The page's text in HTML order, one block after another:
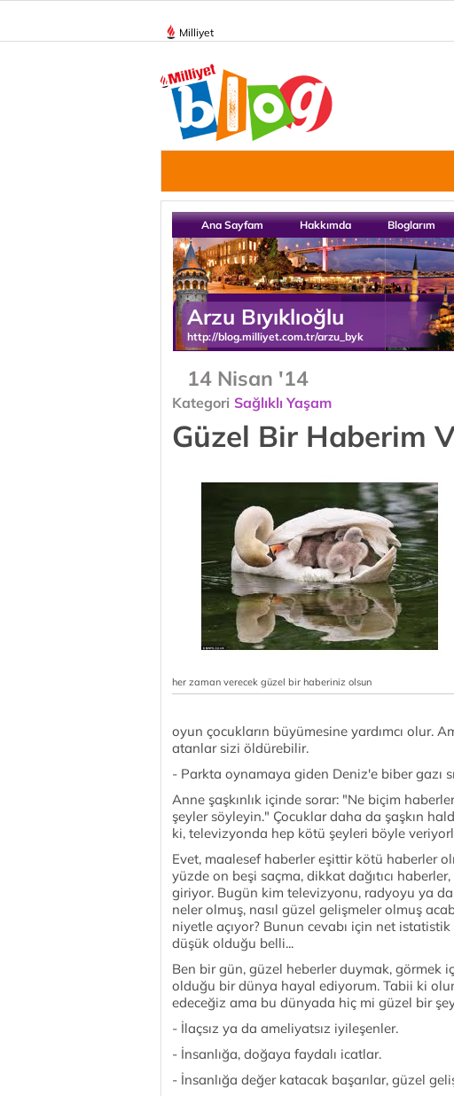
Milliyet
Ana Sayfam Hakkımda Bloglarım
Arzu Bıyıklıoğlu
http://blog.milliyet.com.tr/arzu_byk
14 Nisan '14
Kategori Sağlıklı Yaşam
Güzel Bir Haberim
her zaman verecek güzel bir haberiniz olsun
oyun çocukların büyümesine yardımcı olur.
atanlar sizi öldürebilir.
- Parkta oynamaya giden Deniz'e biber gazı
Anne şaşkınlık içinde sorar: "Ne biçim
şeyler söyleyin." Çocuklar daha da şaşkın
ki, televizyonda hep kötü şeyleri böyle
Evet, maalesef haberler eşittir kötü haberler
yüzde on beşi saçma, dikkat dağıtıcı
giriyor. Bugün kim televizyonu, radyoyu ya
neler olmuş, nasıl güzel gelişmeler olmuş
niyetle açıyor? Bunun cevabı için net
düşük olduğu belli...
Ben bir gün, güzel heberler duymak, görmek
olduğu bir dünya hayal ediyorum. Tabii ki
edeceğiz ama bu dünyada hiç mi güzel bir
- İlaçsız ya da ameliyatsız iyileşenler.
- İnsanlığa, doğaya faydalı icatlar.
- İnsanlığa değer katacak başarılar, güzel